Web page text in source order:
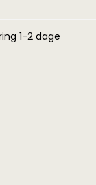
CTX
1-2 dage